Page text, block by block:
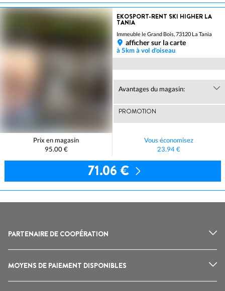
EKOSPORT-RENT SKI HIGHER LA
TANIA
Immeuble le Grand Bois, 73120 La Tania
afficher sur la carte
à 5km à vol d'oiseau
Avantages du magasin:
PROMOTION
Prix en magasin
95.00 €
Vous économisez
23.94 €
71.06 €
PARTENAIRE DE COOPÉRATION
MOYENS DE PAIEMENT DISPONIBLES